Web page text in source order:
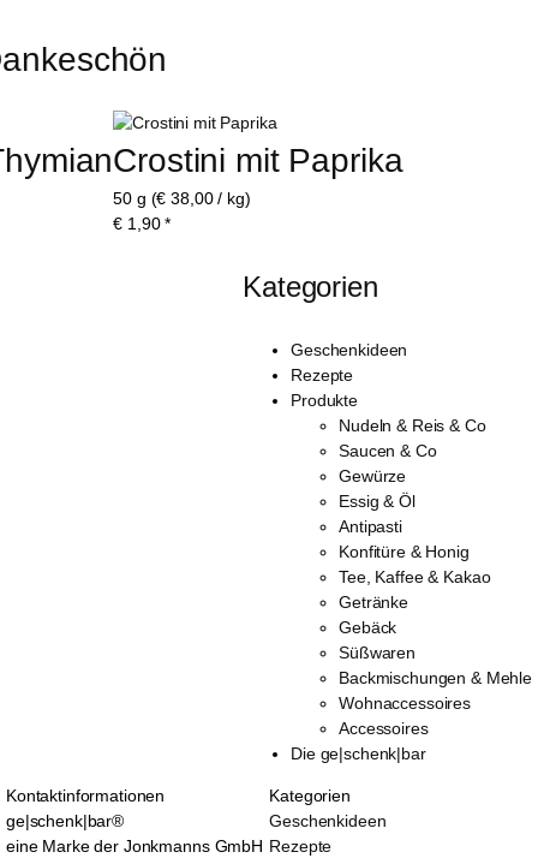
Crostini mit Paprika
50 g (€ 38,00 / kg)
€ 1,90 *
Kategorien
Geschenkideen
Rezepte
Produkte
Nudeln & Reis & Co
Saucen & Co
Gewürze
Essig & Öl
Antipasti
Konfitüre & Honig
Tee, Kaffee & Kakao
Getränke
Gebäck
Süßwaren
Backmischungen & Mehle
Wohnaccessoires
Accessoires
Die ge|schenk|bar
Kontaktinformationen
ge|schenk|bar®
eine Marke der Jonkmanns GmbH
Kategorien
Geschenkideen
Rezepte